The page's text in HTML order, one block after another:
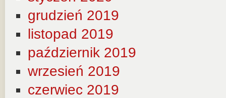
grudzień 2019
listopad 2019
październik 2019
wrzesień 2019
czerwiec 2019